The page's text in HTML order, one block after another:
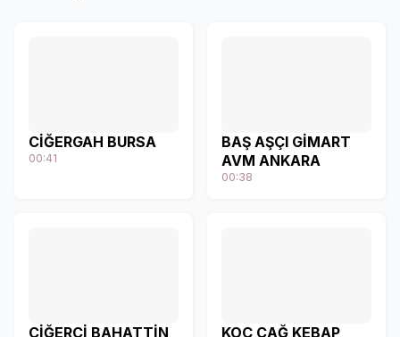
CİĞERGAH BURSA
00:41
BAŞ AŞÇI GİMART
AVM ANKARA
00:38
CİĞERCİ BAHATTİN KOÇ CAĞ KEBAP